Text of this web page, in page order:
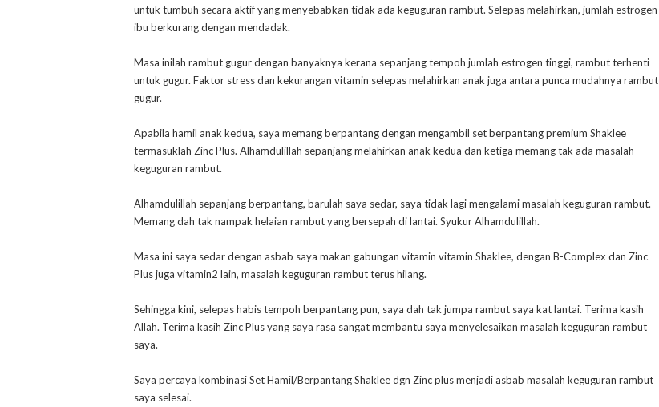
untuk tumbuh secara aktif yang menyebabkan tidak ada keguguran rambut. Selepas melahirkan, jumlah estrogen
ibu berkurang dengan mendadak.
Masa inilah rambut gugur dengan banyaknya kerana sepanjang tempoh jumlah estrogen tinggi, rambut terhenti
untuk gugur. Faktor stress dan kekurangan vitamin selepas melahirkan anak juga antara punca mudahnya rambut
gugur.
Apabila hamil anak kedua, saya memang berpantang dengan mengambil set berpantang premium Shaklee
termasuklah Zinc Plus. Alhamdulillah sepanjang melahirkan anak kedua dan ketiga memang tak ada masalah
keguguran rambut.
Alhamdulillah sepanjang berpantang, barulah saya sedar, saya tidak lagi mengalami masalah keguguran rambut.
Memang dah tak nampak helaian rambut yang bersepah di lantai. Syukur Alhamdulillah.
Masa ini saya sedar dengan asbab saya makan gabungan vitamin vitamin Shaklee, dengan B-Complex dan Zinc
Plus juga vitamin2 lain, masalah keguguran rambut terus hilang.
Sehingga kini, selepas habis tempoh berpantang pun, saya dah tak jumpa rambut saya kat lantai. Terima kasih
Allah. Terima kasih Zinc Plus yang saya rasa sangat membantu saya menyelesaikan masalah keguguran rambut
saya.
Saya percaya kombinasi Set Hamil/Berpantang Shaklee dgn Zinc plus menjadi asbab masalah keguguran rambut
saya selesai.